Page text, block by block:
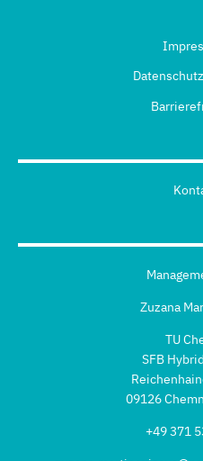
Zuzana
TU
SFB
09126
+49 371